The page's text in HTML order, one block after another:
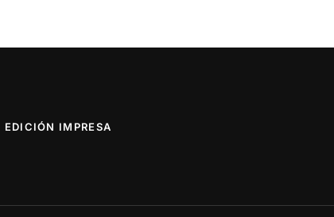
EDICIÓN IMPRESA